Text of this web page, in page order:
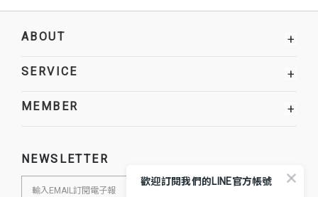
ABOUT +
SERVICE +
MEMBER +
NEWSLETTER
歡迎訂閱我們的LINE官方帳號